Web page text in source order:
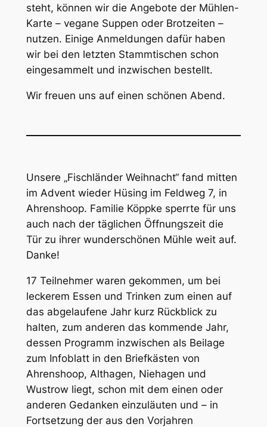
steht, können wir die Angebote der Mühlen-
Karte – vegane Suppen oder Brotzeiten –
nutzen. Einige Anmeldungen dafür haben
wir bei den letzten Stammtischen schon
eingesammelt und inzwischen bestellt.
Wir freuen uns auf einen schönen Abend.
Unsere „Fischländer Weihnacht“ fand mitten
im Advent wieder Hüsing im Feldweg 7, in
Ahrenshoop. Familie Köppke sperrte für uns
auch nach der täglichen Öffnungszeit die
Tür zu ihrer wunderschönen Mühle weit auf.
Danke!
17 Teilnehmer waren gekommen, um bei
leckerem Essen und Trinken zum einen auf
das abgelaufene Jahr kurz Rückblick zu
halten, zum anderen das kommende Jahr,
dessen Programm inzwischen als Beilage
zum Infoblatt in den Briefkästen von
Ahrenshoop, Althagen, Niehagen und
Wustrow liegt, schon mit dem einen oder
anderen Gedanken einzuläuten und – in
Fortsetzung der aus den Vorjahren